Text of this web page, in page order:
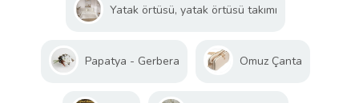
Yatak örtüsü, yatak örtüsü takımı
Papatya - Gerbera Omuz Çanta